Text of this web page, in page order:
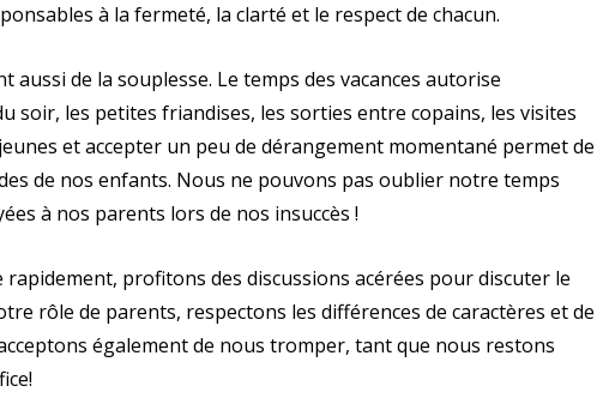
à la fermeté, la clarté et le respect de chacun.
aussi de la souplesse. Le temps des vacances autorise
soir, les petites friandises, les sorties entre copains, les visites
et accepter un peu de dérangement momentané permet de
de nos enfants. Nous ne pouvons pas oublier notre temps
à nos parents lors de nos insuccès !
rapidement, profitons des discussions acérées pour discuter le
rôle de parents, respectons les différences de caractères et de
également de nous tromper, tant que nous restons